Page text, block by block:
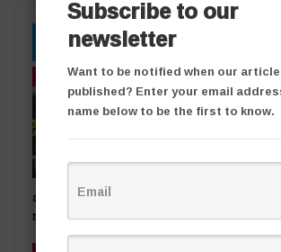
YOU MIGHT ALSO LIKE
తాజా వార్తలు
బంగారు దుకాణంలో చోరీ..
కలకలం
తాజా వార్తలు
Subscribe to our
newsletter
Want to be notified when our
published? Enter your email
name below to be the first to know.